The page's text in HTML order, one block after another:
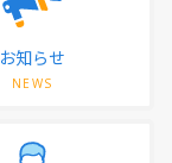
お知らせ
NEWS